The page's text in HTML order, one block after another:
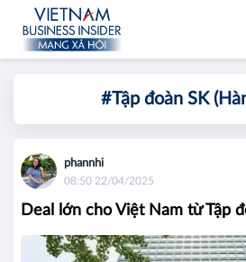
#Tập đoàn SK
phannhi
08:50 22/04/2025
Deal lớn cho Việt Nam từ Tập